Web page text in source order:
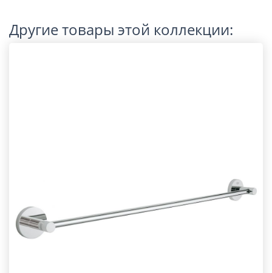
Другие товары этой коллекции: